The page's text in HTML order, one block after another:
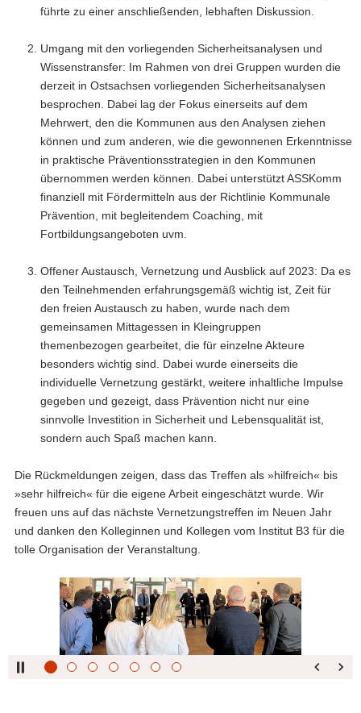
führte zu einer anschließenden, lebhaften Diskussion.
Umgang mit den vorliegenden Sicherheitsanalysen und
Wissenstransfer: Im Rahmen von drei Gruppen wurden die
derzeit in Ostsachsen vorliegenden Sicherheitsanalysen
besprochen. Dabei lag der Fokus einerseits auf dem
Mehrwert, den die Kommunen aus den Analysen ziehen
können und zum anderen, wie die gewonnenen Erkenntnisse
in praktische Präventionsstrategien in den Kommunen
übernommen werden können. Dabei unterstützt ASSKomm
finanziell mit Fördermitteln aus der Richtlinie Kommunale
Prävention, mit begleitendem Coaching, mit
Fortbildungsangeboten uvm.
Offener Austausch, Vernetzung und Ausblick auf 2023: Da es
den Teilnehmenden erfahrungsgemäß wichtig ist, Zeit für
den freien Austausch zu haben, wurde nach dem
gemeinsamen Mittagessen in Kleingruppen
themenbezogen gearbeitet, die für einzelne Akteure
besonders wichtig sind. Dabei wurde einerseits die
individuelle Vernetzung gestärkt, weitere inhaltliche Impulse
gegeben und gezeigt, dass Prävention nicht nur eine
sinnvolle Investition in Sicherheit und Lebensqualität ist,
sondern auch Spaß machen kann.
Die Rückmeldungen zeigen, dass das Treffen als »hilfreich« bis
»sehr hilfreich« für die eigene Arbeit eingeschätzt wurde. Wir
freuen uns auf das nächste Vernetzungstreffen im Neuen Jahr
und danken den Kolleginnen und Kollegen vom Institut B3 für die
tolle Organisation der Veranstaltung.
verwenden
Tasten
zur